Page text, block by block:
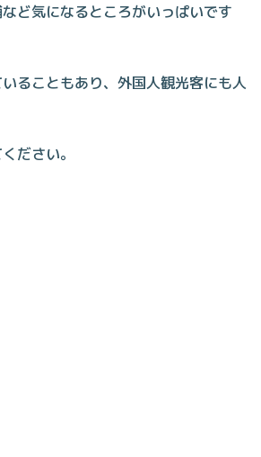
ど気になるところがいっぱいです
ることもあり、外国人観光客にも人
ださい。